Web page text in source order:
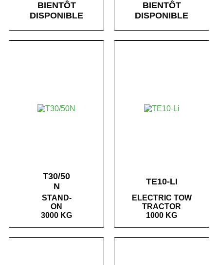
BIENTÔT
DISPONIBLE
BIENTÔT
DISPONIBLE
T30/50
N
STAND-
ON
3000 KG
TE10-LI
ELECTRIC TOW
TRACTOR
1000 KG